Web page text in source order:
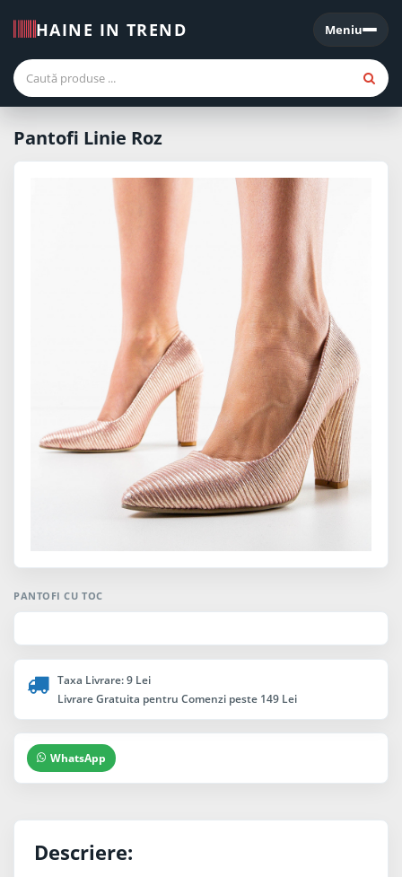
HAINE IN TREND Meniu
Meniu
Pantofi Linie Roz
PANTOFI CU TOC
Taxa Livrare: 9 Lei
Livrare Gratuita pentru Comenzi peste 149 Lei
WhatsApp
Descriere: